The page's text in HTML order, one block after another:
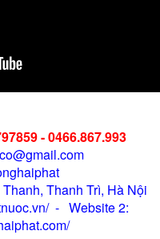
- 0466.867.993
Thanh Trì, Hà Nội
- Website 2: